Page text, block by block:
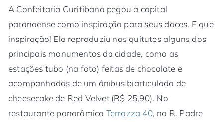
A Confeitaria Curitibana pegou a capital
paranaense como inspiração para seus doces. E que
inspiração! Ela reproduziu nos quitutes alguns dos
principais monumentos da cidade, como as
estações tubo (na foto) feitas de chocolate e
acompanhadas de um ônibus biarticulado de
cheesecake de Red Velvet (R$ 25,90). No
restaurante panorâmico Terrazza 40, na R. Padre